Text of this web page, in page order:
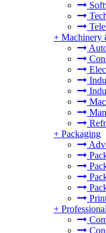
+ Machinery
+ Packaging
+